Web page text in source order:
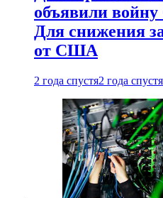
объявили войну
Для снижения
от США
2 года спустя2 года спустя